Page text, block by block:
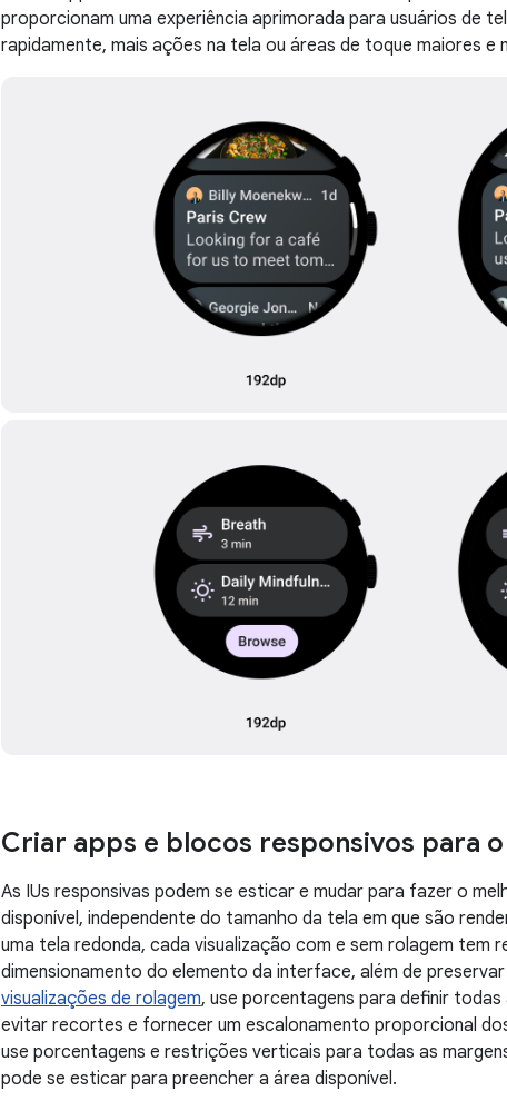
proporcionam uma experiência aprimorada para usuários de
rapidamente, mais ações na tela ou áreas de toque maiores e
Criar apps e blocos responsivos para o
As IUs responsivas podem se esticar e mudar para fazer o
disponível, independente do tamanho da tela em que são
uma tela redonda, cada visualização com e sem rolagem tem
dimensionamento do elemento da interface, além de
visualizações de rolagem, use porcentagens para definir
evitar recortes e fornecer um escalonamento proporcional
use porcentagens e restrições verticais para todas as
pode se esticar para preencher a área disponível.